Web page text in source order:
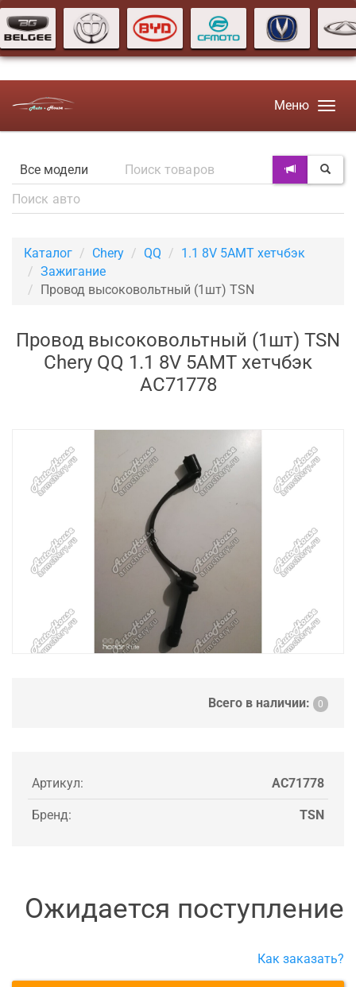
Меню
Каталог Chery QQ
1.1 8V 5AMT хетчбэк
Зажигание
Провод высоковольтный (1шт) TSN
Провод высоковольтный (1шт) TSN
Chery QQ 1.1 8V 5AMT хетчбэк
AC71778
Всего в наличии: 0
Артикул: AC71778
Бренд: TSN
Ожидается поступление
Как заказать?